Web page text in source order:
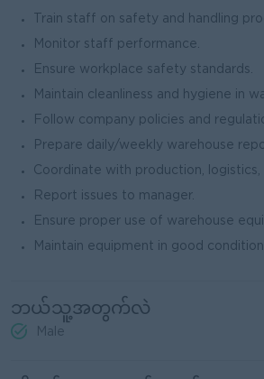
Train staff on safety and handling
Monitor staff performance.
Ensure workplace safety standards.
Maintain cleanliness and hygiene in
Follow company policies and
Prepare daily/weekly warehouse
Coordinate with production, logistics,
Report issues to manager.
Ensure proper use of warehouse
Maintain equipment in good condition.
ဘယ်သူ့အတွက်လဲ
Male